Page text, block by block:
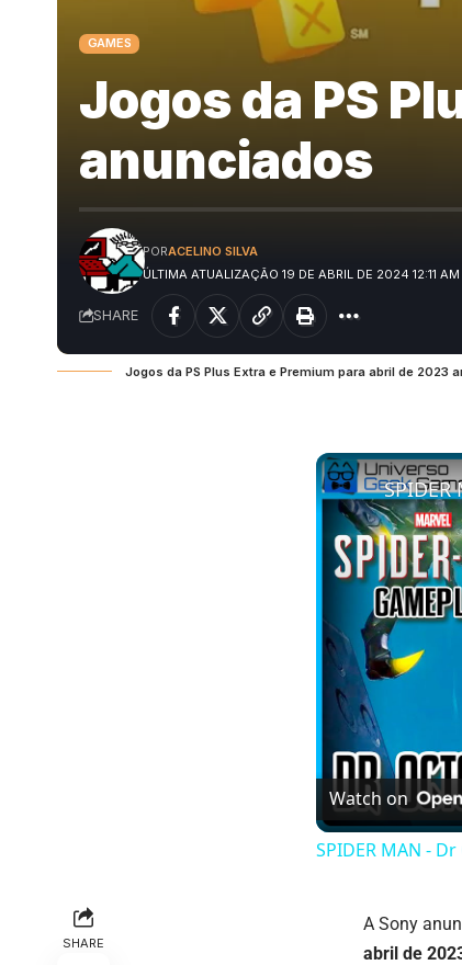
GAMES
Jogos da PS
anunciados
ÚLTIMA ATUALIZAÇÃO 19 DE ABRIL DE 2024 12:11 AM
PORACELINO SILVA
SHARE
Jogos da PS Plus Extra e Premium para abril de 2023
Watch on
SPIDER MAN -
SHARE
A Sony
abril de